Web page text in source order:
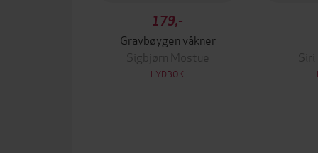
179,-
Gravbøygen våkner
Sigbjørn Mostue
LYDBOK